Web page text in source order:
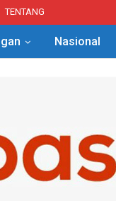
TENTANG
Nasional